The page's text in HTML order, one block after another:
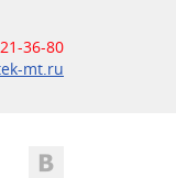
36-80
mt.ru